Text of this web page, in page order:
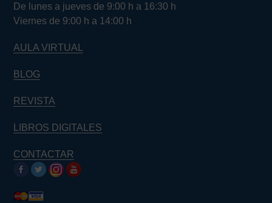
De lunes a jueves de 9:00 h a 16:30 h
Viernes de 9:00 h a 14:00 h
AULA VIRTUAL
BLOG
REVISTA
LIBROS DIGITALES
CONTACTAR